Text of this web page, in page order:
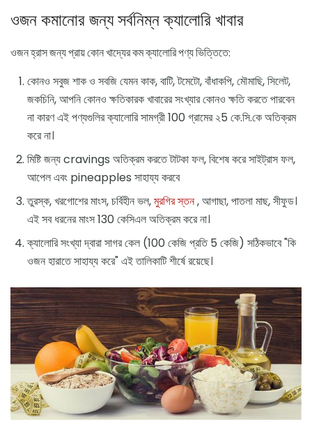
ওজন কমানোর জন্য সর্বনিম্ন ক্যালোরি খাবার
ওজন হ্রাস জন্য প্রায় কোন খাদ্যের কম ক্যালোরি পণ্য ভিত্তিতে:
কোনও সবুজ শাক ও সবজি যেমন কাক, বাটি, টমেটো, বাঁধাকপি, মৌমাছি, সিলেট,
জকচিনি, আপনি কোনও ক্ষতিকারক খাবারের সংখ্যার কোনও ক্ষতি করতে পারবেন
না কারণ এই পণ্যগুলির ক্যালোরি সামগ্রী 100 গ্রামের ২5 কে.সি.কে অতিক্রম
করে না।
মিষ্টি জন্য cravings অতিক্রম করতে টাটকা ফল, বিশেষ করে সাইট্রাস ফল,
আপেল এবং pineapples সাহায্য করবে
তুরস্ক, খরগোশের মাংস, চর্বিহীন ভল,মুরগির স্তন, আগাছা, পাতলা মাছ, সীফুড।
এই সব ধরনের মাংস 130 কেসিএল অতিক্রম করে না।
ক্যালোরি সংখ্যা দ্বারা সাগর কেল (100 কেজি প্রতি 5 কেজি) সঠিকভাবে "কি
ওজন হারাতে সাহায্য করে" এই তালিকাটি শীর্ষে রয়েছে।